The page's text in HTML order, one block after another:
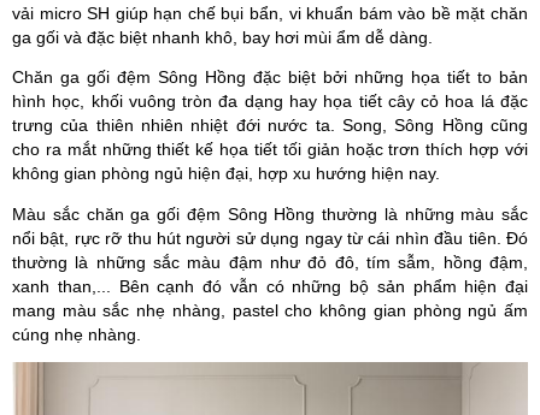
vải micro SH giúp hạn chế bụi bẩn, vi khuẩn bám vào bề mặt chăn
ga gối và đặc biệt nhanh khô, bay hơi mùi ẩm dễ dàng.
Chăn ga gối đệm Sông Hồng đặc biệt bởi những họa tiết to bản
hình học, khối vuông tròn đa dạng hay họa tiết cây cỏ hoa lá đặc
trưng của thiên nhiên nhiệt đới nước ta. Song, Sông Hồng cũng
cho ra mắt những thiết kế họa tiết tối giản hoặc trơn thích hợp với
không gian phòng ngủ hiện đại, hợp xu hướng hiện nay.
Màu sắc chăn ga gối đệm Sông Hồng thường là những màu sắc
nổi bật, rực rỡ thu hút người sử dụng ngay từ cái nhìn đầu tiên. Đó
thường là những sắc màu đậm như đỏ đô, tím sẫm, hồng đậm,
xanh than,... Bên cạnh đó vẫn có những bộ sản phẩm hiện đại
mang màu sắc nhẹ nhàng, pastel cho không gian phòng ngủ ấm
cúng nhẹ nhàng.